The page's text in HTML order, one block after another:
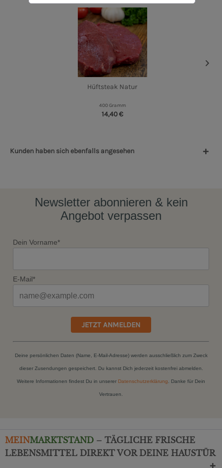
Hüftsteak Natur
400 Gramm
14,40 €
Kunden haben sich ebenfalls angesehen
Newsletter abonnieren & kein
Angebot verpassen
Dein Vorname*
E-Mail*
JETZT ANMELDEN
Deine persönlichen Daten (Name, E-Mail-Adresse) werden ausschließlich zum Zweck
dieser Zusendungen gespeichert. Du kannst Dich jederzeit kostenfrei abmelden.
Weitere Informationen findest Du in unserer Datenschutzerklärung . Danke für Dein
Vertrauen.
MEINMARKTSTAND – TÄGLICHE FRISCHE
LEBENSMITTEL DIREKT VOR DEINE HAUSTÜR